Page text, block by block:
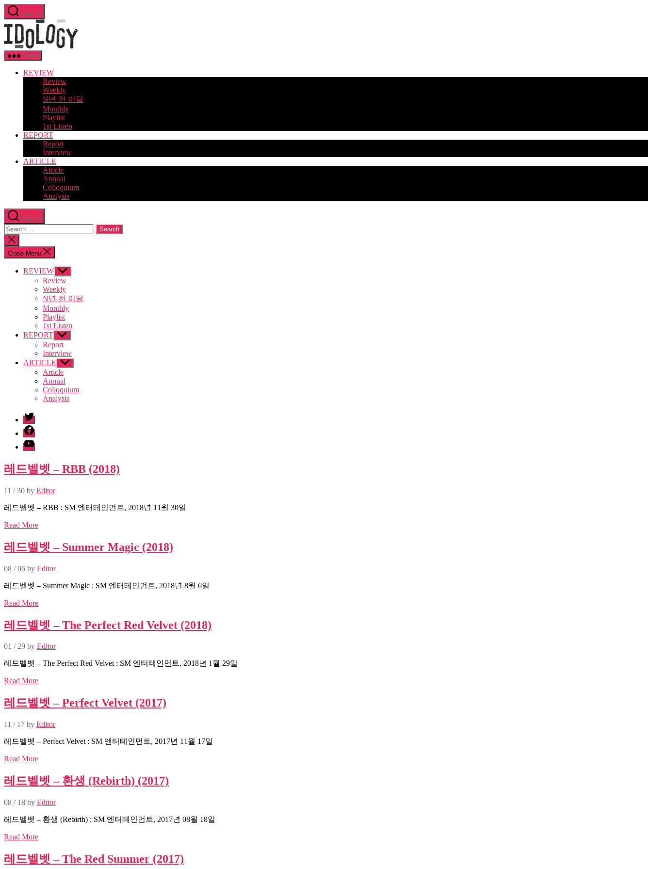
Skip
to
the
content
Search
Menu
REVIEW
Review
Weekly
N년 전 이달
Monthly
Playlist
1st Listen
REPORT
Report
Interview
ARTICLE
Article
Annual
Colloquium
Analysis
Search
Search
for:
Close
search
Close Menu
REVIEW Show
sub
menu
Review
Weekly
N년 전 이달
Monthly
Playlist
1st Listen
REPORT Show
sub
menu
Report
Interview
ARTICLE Show
sub
menu
Article
Annual
Colloquium
Analysis
twitter
facebook
Youtube
레드벨벳 – RBB (2018)
11 / 30 by Editor
레드벨벳 – RBB : SM 엔터테인먼트, 2018년 11월 30일
Read More
레드벨벳 – Summer Magic (2018)
08 / 06 by Editor
레드벨벳 – Summer Magic : SM 엔터테인먼트, 2018년 8월 6일
Read More
레드벨벳 – The Perfect Red Velvet (2018)
01 / 29 by Editor
레드벨벳 – The Perfect Red Velvet : SM 엔터테인먼트, 2018년 1월 29일
Read More
레드벨벳 – Perfect Velvet (2017)
11 / 17 by Editor
레드벨벳 – Perfect Velvet : SM 엔터테인먼트, 2017년 11월 17일
Read More
레드벨벳 – 환생 (Rebirth) (2017)
08 / 18 by Editor
레드벨벳 – 환생 (Rebirth) : SM 엔터테인먼트, 2017년 08월 18일
Read More
레드벨벳 – The Red Summer (2017)